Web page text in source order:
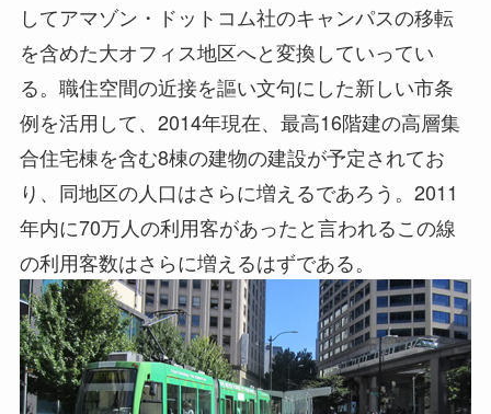
してアマゾン・ドットコム社のキャンパスの移転
を含めた大オフィス地区へと変換していってい
る。職住空間の近接を謳い文句にした新しい市条
例を活用して、2014年現在、最高16階建の高層集
合住宅棟を含む8棟の建物の建設が予定されてお
り、同地区の人口はさらに増えるであろう。2011
年内に70万人の利用客があったと言われるこの線
の利用客数はさらに増えるはずである。